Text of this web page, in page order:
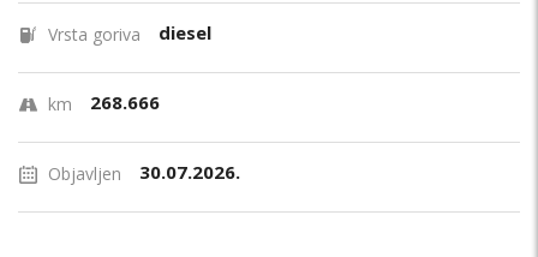
Vrsta goriva diesel
km 268.666
Objavljen 30.07.2026.